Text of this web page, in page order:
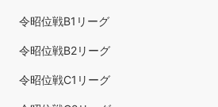
令昭位戦B1リーグ
令昭位戦B2リーグ
令昭位戦C1リーグ